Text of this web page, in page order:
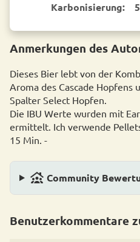
Karbonisierung:
Anmerkungen des
Dieses Bier lebt von der
Aroma des Cascade
Spalter Select Hopfen.
Die IBU Werte wurden mit
ermittelt. Ich verwende
15 Min. -
family_group Community
Benutzerkommentare